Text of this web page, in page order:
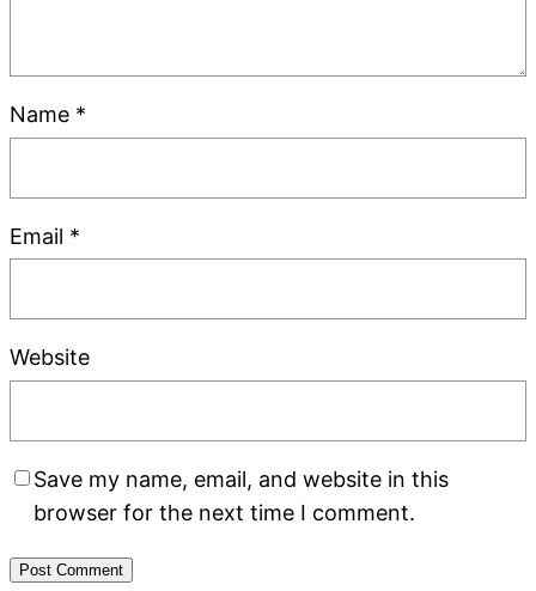
Name *
Email *
Website
Save my name, email, and website in this
browser for the next time I comment.